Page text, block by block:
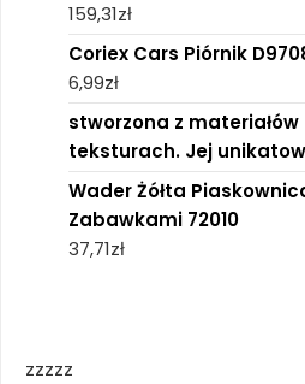
159,31zł
Coriex Cars Piórnik
6,99zł
stworzona z materiałów
teksturach. Jej
Wader Żółta
Zabawkami 72010
37,71zł
zzzzz